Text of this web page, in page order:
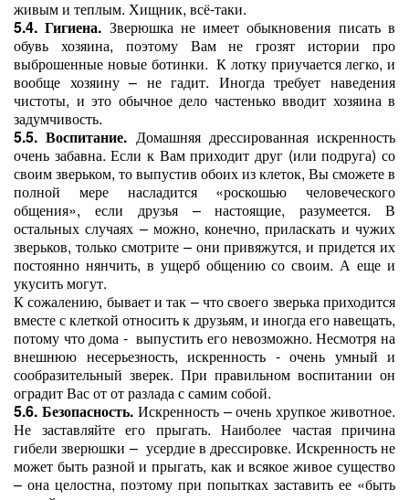
живым и теплым. Хищник, всё-таки.
5.4. Гигиена. Зверюшка не имеет обыкновения писать в
обувь хозяина, поэтому Вам не грозят истории про
выброшенные новые ботинки. К лотку приучается легко, и
вообще хозяину – не гадит. Иногда требует наведения
чистоты, и это обычное дело частенько вводит хозяина в
задумчивость.
5.5. Воспитание. Домашняя дрессированная искренность
очень забавна. Если к Вам приходит друг (или подруга) со
своим зверьком, то выпустив обоих из клеток, Вы сможете в
полной мере насладится «роскошью человеческого
общения», если друзья – настоящие, разумеется. В
остальных случаях – можно, конечно, приласкать и чужих
зверьков, только смотрите – они привяжутся, и придется их
постоянно нянчить, в ущерб общению со своим. А еще и
укусить могут.
К сожалению, бывает и так – что своего зверька приходится
вместе с клеткой относить к друзьям, и иногда его навещать,
потому что дома - выпустить его невозможно. Несмотря на
внешнюю несерьезность, искренность - очень умный и
сообразительный зверек. При правильном воспитании он
оградит Вас от от разлада с самим собой.
5.6. Безопасность.Искренность – очень хрупкое животное.
Не заставляйте его прыгать. Наиболее частая причина
гибели зверюшки – усердие в дрессировке. Искренность не
может быть разной и прыгать, как и всякое живое существо
– она целостна, поэтому при попытках заставить ее «быть